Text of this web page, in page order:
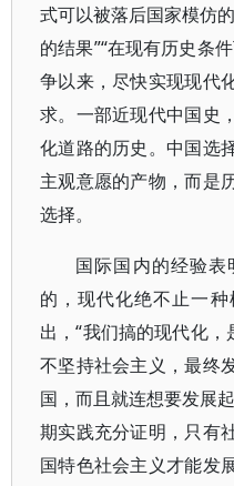
式可以被落后国家模仿
的结果”“在现有历史条
争以来，尽快实现现代
求。一部近现代中国史
化道路的历史。中国选
主观意愿的产物，而是
选择。
国际国内的经验
的，现代化绝不止一
出，“我们搞的现代化，
不坚持社会主义，最终
国，而且就连想要发展
期实践充分证明，只有
国特色社会主义才能发